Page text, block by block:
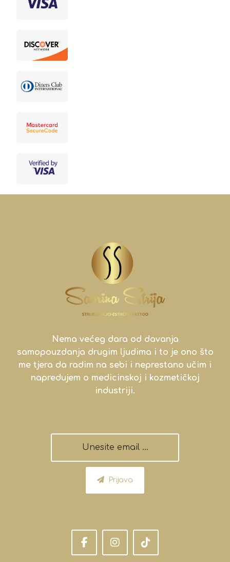
Nema većeg dara od davanja
samopouzdanja drugim ljudima i to je ono što
me tjera da radim na sebi i neprestano učim i
napredujem o medicinskoj i kozmetičkoj
industriji.
Prijava